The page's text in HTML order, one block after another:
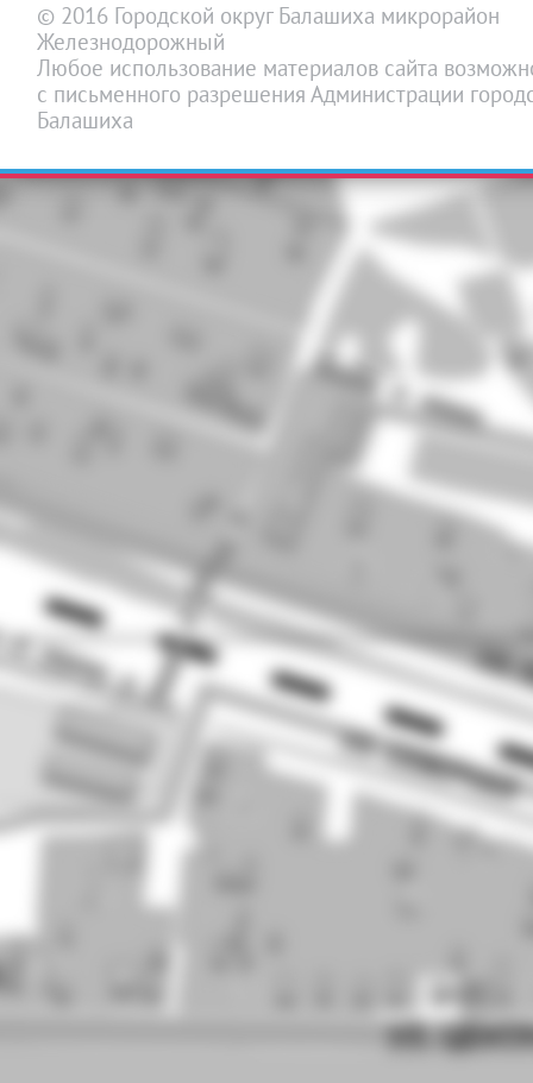
© 2016 Городской округ Балашиха микрорайон
Железнодорожный
Любое использование материалов сайта
с письменного разрешения Администрации
Балашиха